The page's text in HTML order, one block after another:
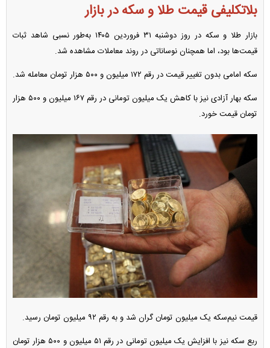
بلاتکلیفی قیمت طلا و سکه در بازار
بازار طلا و سکه در روز دوشنبه ۳۱ فروردین ۱۴۰۵ به‌طور نسبی شاهد ثبات
قیمت‌ها بود، اما همچنان نوساناتی در روند معاملات مشاهده شد.
سکه امامی بدون تغییر قیمت در رقم ۱۷۲ میلیون و ۵۰۰ هزار تومان معامله شد.
سکه بهار آزادی نیز با کاهش یک میلیون تومانی در رقم ۱۶۷ میلیون و ۵۰۰ هزار
تومان قیمت خورد.
قیمت نیم‌سکه یک میلیون تومان گران شد و به رقم ۹۲ میلیون تومان رسید.
ربع سکه نیز با افزایش یک میلیون تومانی در رقم ۵۱ میلیون و ۵۰۰ هزار تومان